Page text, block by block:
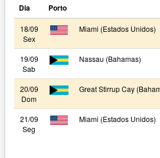
Dia Porto
18/09
Sex
Miami (Estados Unidos)
19/09
Sab
Nassau (Bahamas)
20/09
Dom
Great Stirrup Cay
21/09
Seg
Miami (Estados Unidos)